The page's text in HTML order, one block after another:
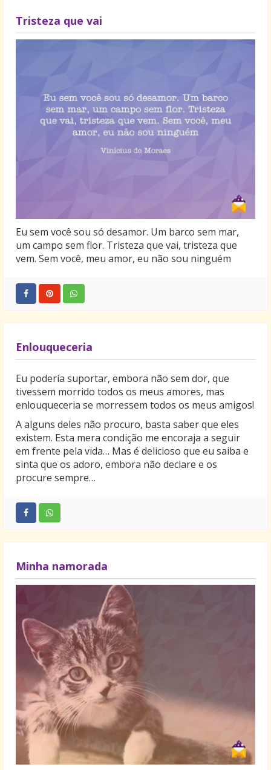
Tristeza que vai
Eu sem você sou só desamor. Um barco sem mar,
um campo sem flor. Tristeza que vai, tristeza que
vem. Sem você, meu amor, eu não sou ninguém
Enlouqueceria
Eu poderia suportar, embora não sem dor, que
tivessem morrido todos os meus amores, mas
enlouqueceria se morressem todos os meus amigos!
A alguns deles não procuro, basta saber que eles
existem. Esta mera condição me encoraja a seguir
em frente pela vida… Mas é delicioso que eu saiba e
sinta que os adoro, embora não declare e os
procure sempre…
Minha namorada